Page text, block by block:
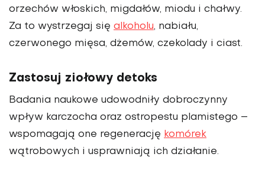
orzechów włoskich, migdałów, miodu i chałwy.
Za to wystrzegaj się alkoholu, nabiału,
czerwonego mięsa, dżemów, czekolady i ciast.
Zastosuj ziołowy detoks
Badania naukowe udowodniły dobroczynny
wpływ karczocha oraz ostropestu plamistego –
wspomagają one regenerację komórek
wątrobowych i usprawniają ich działanie.